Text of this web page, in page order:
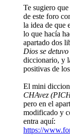
Te sugiero
de este foro
la idea de que
lo que hacía
apartado dos
Dios se
diccionario, y
positivas de
El mini
CHAvez
pero en el
modificado y
entra aquí:
https://